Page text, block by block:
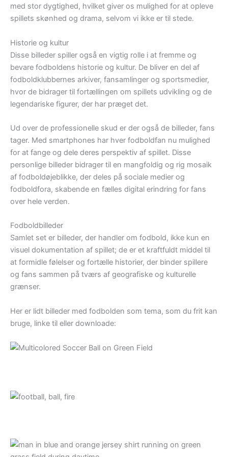
med stor dygtighed, hvilket giver os mulighed for at opleve
spillets skønhed og drama, selvom vi ikke er til stede.
Historie og kultur
Disse billeder spiller også en vigtig rolle i at fremme og
bevare fodboldens historie og kultur. De bliver en del af
fodboldklubbernes arkiver, fansamlinger og sportsmedier,
hvor de bidrager til fortællingen om spillets udvikling og de
legendariske figurer, der har præget det.
Ud over de professionelle skud er der også de billeder, fans
tager. Med smartphones har hver fodboldfan nu mulighed
for at fange og dele deres perspektiv af spillet. Disse
personlige billeder bidrager til en mangfoldig og rig mosaik
af fodboldøjeblikke, der deles på sociale medier og
fodboldfora, skabende en fælles digital erindring for fans
over hele verden.
Fodboldbilleder
Samlet set er billeder, der handler om fodbold, ikke kun en
visuel dokumentation af spillet; de er et kraftfuldt middel til
at formidle følelser og fortælle historier, der binder spillere
og fans sammen på tværs af geografiske og kulturelle
grænser.
Her er lidt billeder med fodbolden som tema, som du frit kan
bruge, linke til eller downloade: